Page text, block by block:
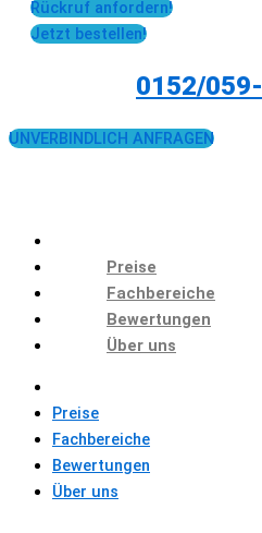
Rückruf anfordern!
Jetzt bestellen!
0152/
UNVERBINDLICH ANFRAGEN
Preise
Fachbereiche
Bewertungen
Über uns
Preise
Fachbereiche
Bewertungen
Über uns